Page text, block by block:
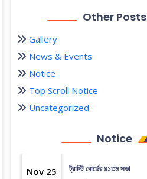
Other Posts
Gallery
News & Events
Notice
Top Scroll Notice
Uncategorized
Notice
Nov 25 ট্রাস্টি বোর্ডের ৪১তম সভা